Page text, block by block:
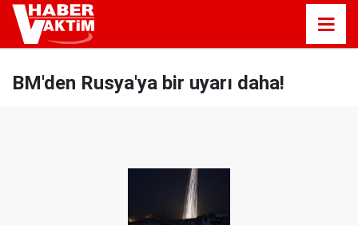
BM'den Rusya'ya bir uyarı daha!